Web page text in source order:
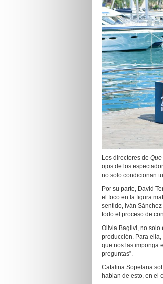
Los directores de
ojos de los
no solo condicionan
Por su parte, David
el foco en la figura
sentido, Iván
todo el proceso de
Olivia Baglivi, no solo
producción. Para
que nos las imponga
preguntas”.
Catalina Sopelana
hablan de esto, en el